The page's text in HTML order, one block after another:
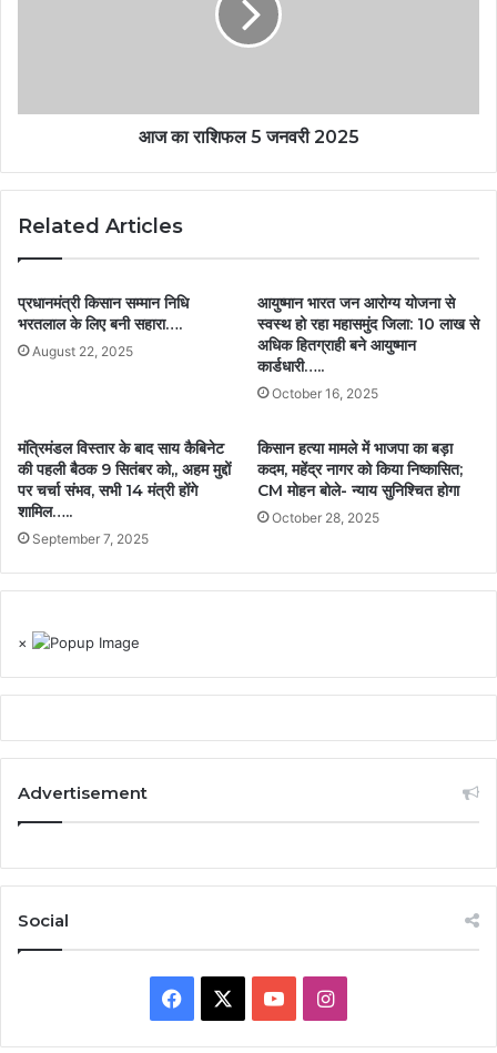
आज का राशिफल 5 जनवरी 2025
Related Articles
प्रधानमंत्री किसान सम्मान निधि
भरतलाल के लिए बनी सहारा….
August 22, 2025
आयुष्मान भारत जन आरोग्य योजना से
स्वस्थ हो रहा महासमुंद जिला: 10 लाख से
अधिक हितग्राही बने आयुष्मान
कार्डधारी…..
October 16, 2025
मंत्रिमंडल विस्तार के बाद साय कैबिनेट
की पहली बैठक 9 सितंबर को,, अहम मुद्दों
पर चर्चा संभव, सभी 14 मंत्री होंगे
शामिल…..
September 7, 2025
किसान हत्या मामले में भाजपा का बड़ा
कदम, महेंद्र नागर को किया निष्कासित;
CM मोहन बोले- न्याय सुनिश्चित होगा
October 28, 2025
×
Advertisement
Social
Facebook YouTubeInstagram